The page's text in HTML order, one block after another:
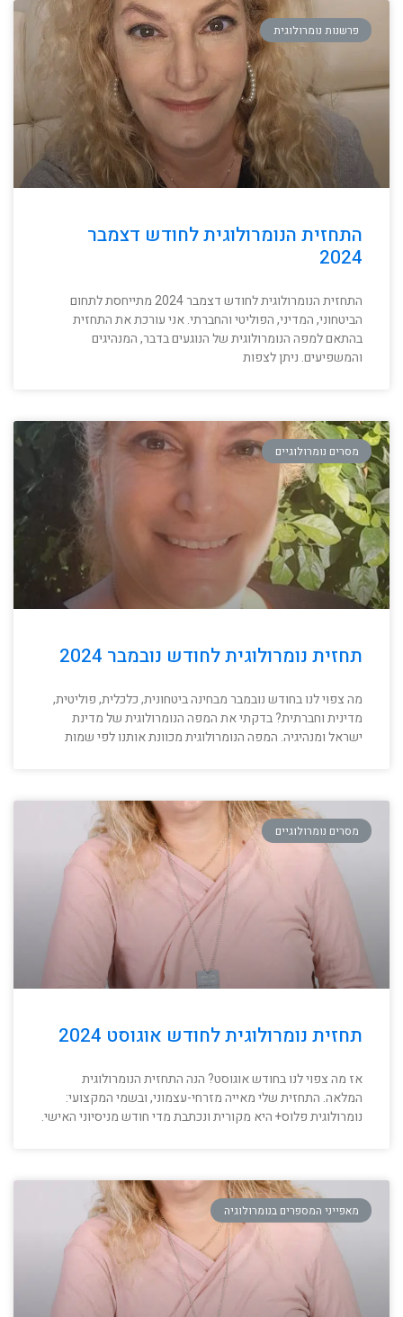
פרשנות נומרולוגית
התחזית הנומרולוגית לחודש דצמבר
2024
התחזית הנומרולוגית לחודש דצמבר 2024 מתייחסת לתחום
הביטחוני, המדיני, הפוליטי והחברתי. אני עורכת את התחזית
בהתאם למפה הנומרולוגית של הנוגעים בדבר, המנהיגים
והמשפיעים. ניתן לצפות
מסרים נומרולוגיים
תחזית נומרולוגית לחודש נובמבר 2024
מה צפוי לנו בחודש נובמבר מבחינה ביטחונית, כלכלית, פוליטית,
מדינית וחברתית? בדקתי את המפה הנומרולוגית של מדינת
ישראל ומנהיגיה. המפה הנומרולוגית מכוונת אותנו לפי שמות
מסרים נומרולוגיים
תחזית נומרולוגית לחודש אוגוסט 2024
אז מה צפוי לנו בחודש אוגוסט? הנה התחזית הנומרולוגית
המלאה. התחזית שלי מאייה מזרחי-עצמוני, ובשמי המקצועי:
נומרולוגית פלוס+ היא מקורית ונכתבת מדי חודש מניסיוני האישי.
מאפייני המספרים בנומרולוגיה